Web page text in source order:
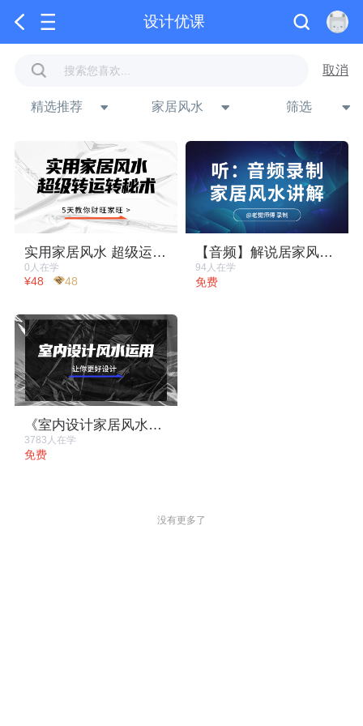
设计优课
取消
精选推荐 家居风水 筛选
下拉刷新
实用家居风水 超级运转秘术
0人在学
¥48 48
【音频】解说居家风水-老觉师傅
94人在学
免费
《室内设计家居风水运用》教程
3783人在学
免费
没有更多了